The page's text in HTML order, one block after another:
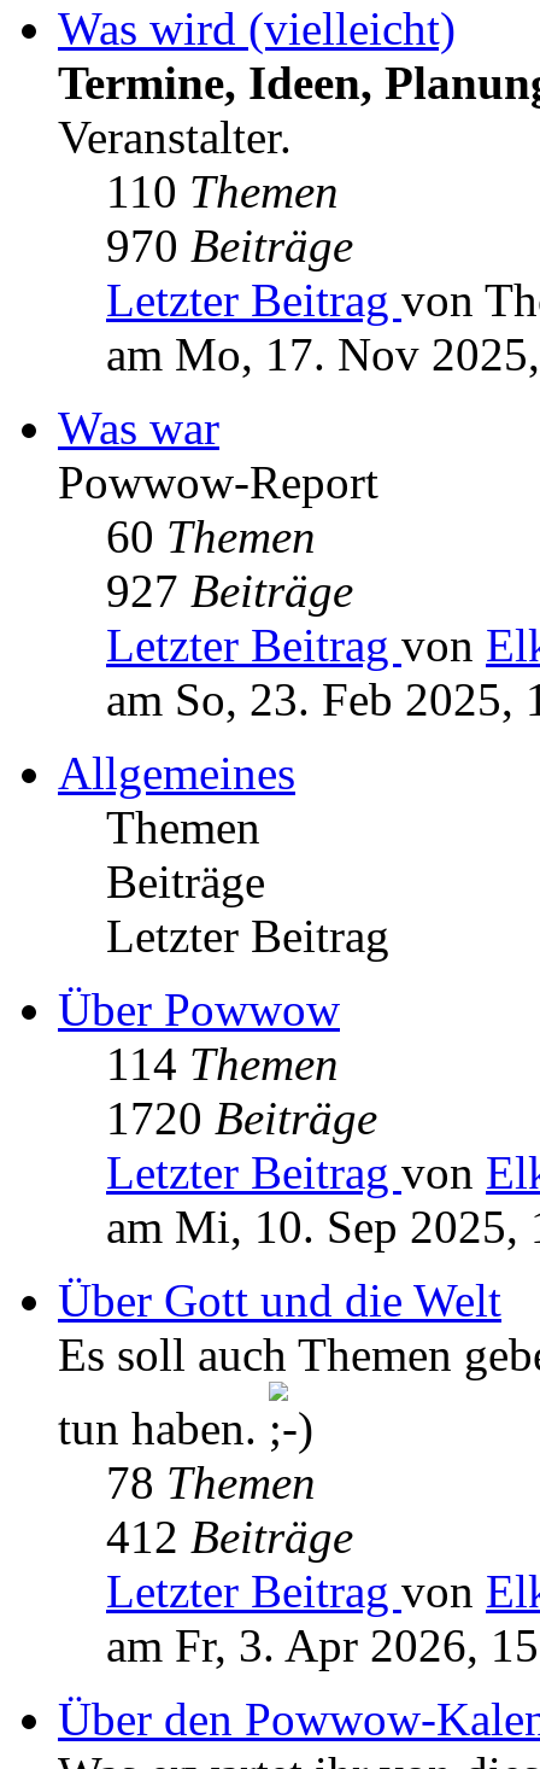
Was wird (vielleicht)
Termine, Ideen,
Veranstalter.
110 Themen
970 Beiträge
Letzter Beitrag von
am Mo, 17. Nov
Was war
Powwow-Report
60 Themen
927 Beiträge
Letzter Beitrag von
am So, 23. Feb 2025,
Allgemeines
Themen
Beiträge
Letzter Beitrag
Über Powwow
114 Themen
1720 Beiträge
Letzter Beitrag von
am Mi, 10. Sep 2025,
Über Gott und die Welt
Es soll auch Themen
tun haben.
78 Themen
412 Beiträge
Letzter Beitrag von
am Fr, 3. Apr 2026,
Über den Powwow-